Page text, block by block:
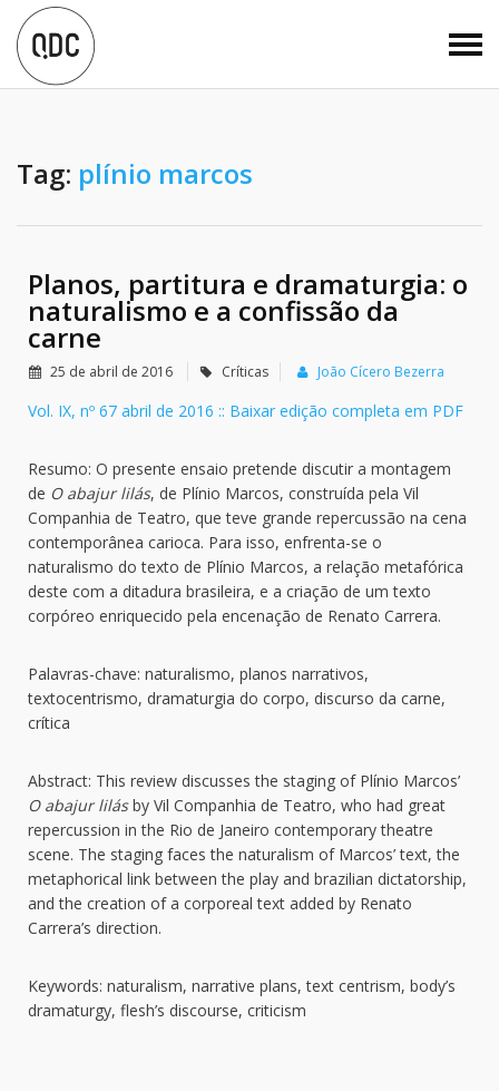
Tag: plínio marcos
Planos, partitura e dramaturgia: o
naturalismo e a confissão da
carne
25 de abril de 2016 Críticas João Cícero Bezerra
Vol. IX, nº 67 abril de 2016 :: Baixar edição completa em PDF
Resumo: O presente ensaio pretende discutir a montagem
de O abajur lilás, de Plínio Marcos, construída pela Vil
Companhia de Teatro, que teve grande repercussão na cena
contemporânea carioca. Para isso, enfrenta-se o
naturalismo do texto de Plínio Marcos, a relação metafórica
deste com a ditadura brasileira, e a criação de um texto
corpóreo enriquecido pela encenação de Renato Carrera.
Palavras-chave: naturalismo, planos narrativos,
textocentrismo, dramaturgia do corpo, discurso da carne,
crítica
Abstract: This review discusses the staging of Plínio Marcos’
O abajur lilásby Vil Companhia de Teatro, who had great
repercussion in the Rio de Janeiro contemporary theatre
scene. The staging faces the naturalism of Marcos’ text, the
metaphorical link between the play and brazilian dictatorship,
and the creation of a corporeal text added by Renato
Carrera’s direction.
Keywords: naturalism, narrative plans, text centrism, body’s
dramaturgy, flesh’s discourse, criticism